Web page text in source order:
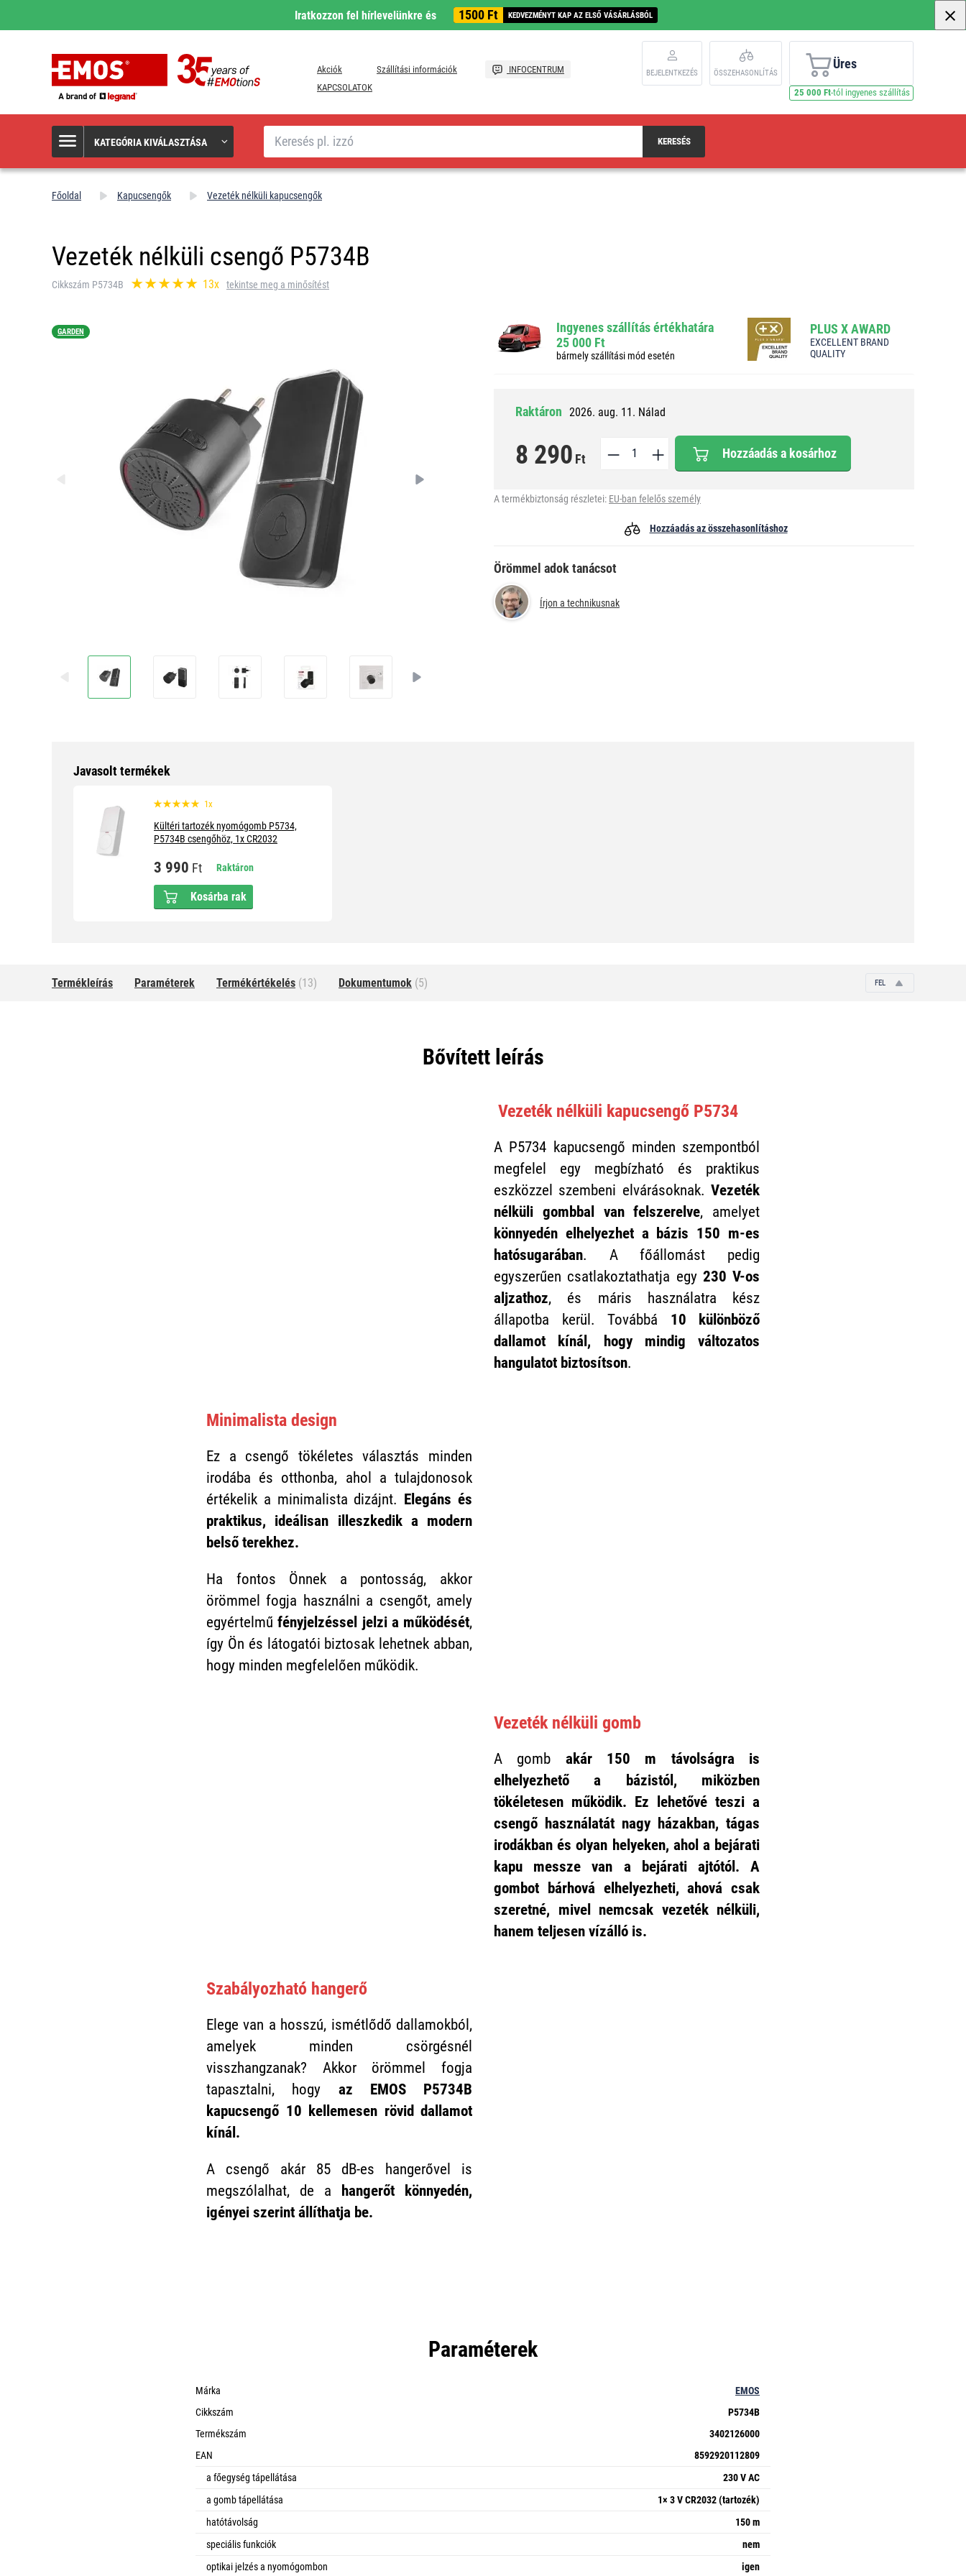
Iratkozzon fel hírlevelünkre és 1500 Ft KEDVEZMÉNYT KAP AZ ELSŐ VÁSÁRLÁSBÓL
Akciók Szállítási információk
INFOCENTRUM
KAPCSOLATOK
BEJELENTKEZÉS ÖSSZEHASONLÍTÁS
Üres
25 000 Ft-tól ingyenes szállítás
KATEGÓRIA KIVÁLASZTÁSA
Keresés
KERESÉS
Főoldal Kapucsengők Vezeték nélküli kapucsengők
Vezeték nélküli csengő P5734B
Cikkszám P5734B 13x tekintse meg a minősítést
GARDEN
Ingyenes szállítás értékhatára
25 000 Ft
bármely szállítási mód esetén
PLUS X AWARD
EXCELLENT BRAND
QUALITY
Raktáron 2026. aug. 11. Nálad
8 290 Ft Hozzáadás a kosárhoz
A termékbiztonság részletei: EU-ban felelős személy
Hozzáadás az összehasonlításhoz
Örömmel adok tanácsot
Írjon a technikusnak
Javasolt termékek
1x
Kültéri tartozék nyomógomb P5734,
P5734B csengőhöz, 1x CR2032
3 990 Ft Raktáron
Kosárba rak
Termékleírás Paraméterek Termékértékelés (13) Dokumentumok (5) FEL
Bővített leírás
Vezeték nélküli kapucsengő P5734
A P5734 kapucsengő minden szempontból
megfelel egy megbízható és praktikus
eszközzel szembeni elvárásoknak. Vezeték
nélküli gombbal van felszerelve, amelyet
könnyedén elhelyezhet a bázis 150 m-es
hatósugarában. A főállomást pedig
egyszerűen csatlakoztathatja egy 230 V-os
aljzathoz, és máris használatra kész
állapotba kerül. Továbbá 10 különböző
dallamot kínál, hogy mindig változatos
hangulatot biztosítson.
Minimalista design
Ez a csengő tökéletes választás minden
irodába és otthonba, ahol a tulajdonosok
értékelik a minimalista dizájnt. Elegáns és
praktikus, ideálisan illeszkedik a modern
belső terekhez.
Ha fontos Önnek a pontosság, akkor
örömmel fogja használni a csengőt, amely
egyértelműfényjelzéssel jelzi a működését,
így Ön és látogatói biztosak lehetnek abban,
hogy minden megfelelően működik.
Vezeték nélküli gomb
A gomb akár 150 m távolságra is
elhelyezhető a bázistól, miközben
tökéletesen működik. Ez lehetővé teszi a
csengő használatát nagy házakban, tágas
irodákban és olyan helyeken, ahol a bejárati
kapu messze van a bejárati ajtótól. A
gombot bárhová elhelyezheti, ahová csak
szeretné, mivel nemcsak vezeték nélküli,
hanem teljesen vízálló is.
Szabályozható hangerő
Elege van a hosszú, ismétlődő dallamokból,
amelyek minden csörgésnél
visszhangzanak? Akkor örömmel fogja
tapasztalni, hogy az EMOS P5734B
kapucsengő 10 kellemesen rövid dallamot
kínál.
A csengő akár 85 dB-es hangerővel is
megszólalhat, de a
hangerőt könnyedén,
igényei szerint állíthatja be.
Paraméterek
Márka
EMOS
Cikkszám
P5734B
Termékszám
3402126000
EAN
8592920112809
a főegység tápellátása
230 V AC
a gomb tápellátása
1× 3 V CR2032 (tartozék)
hatótávolság
150 m
speciális funkciók
nem
optikai jelzés a nyomógombon
igen